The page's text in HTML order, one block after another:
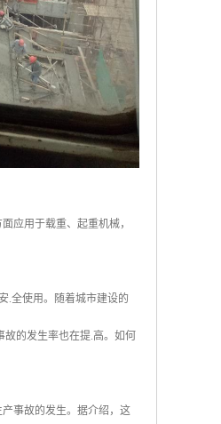
应用于载重、起重机械，
.全使用。随着城市建设的
的发生率也在提.高。如何
事故的发生。据介绍，这